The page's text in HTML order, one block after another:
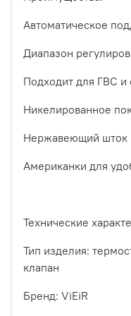
Автоматическое
Диапазон
Подходит для ГВС и
Никелированное
Нержавеющий шток
Американки для
Технические
Тип изделия:
клапан
Бренд: ViEiR